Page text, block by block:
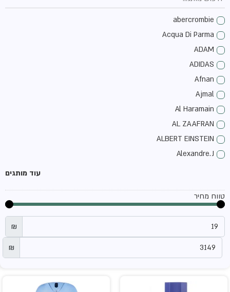
abercrombie
Acqua Di Parma
ADAM
ADIDAS
Afnan
Ajmal
Al Haramain
AL ZAAFRAN
ALBERT EINSTEIN
Alexandre.J
amouroud
antonio banderas
Aquolina
Arabian Oud
עוד מותגים
טווח מחיר
₪
₪